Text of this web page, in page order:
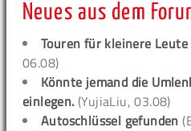
Neues aus dem
Touren für kleinere Leute
06.08)
Könnte jemand die
einlegen. (YujiaLiu, 03.08)
Autoschlüssel gefunden